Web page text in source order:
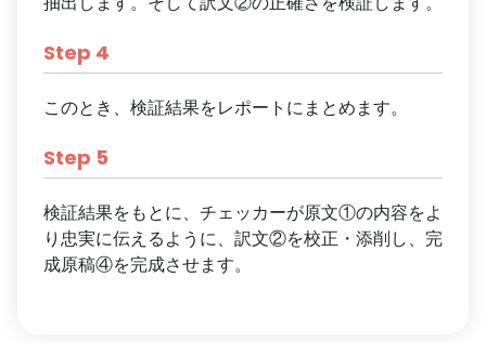
Step 4
このとき、検証結果をレポートにまとめます。
Step 5
検証結果をもとに、チェッカーが原文①の内容をよ
り忠実に伝えるように、訳文②を校正・添削し、完
成原稿④を完成させます。